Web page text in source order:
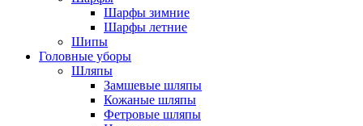
Шарфы зимние
Шарфы летние
Шипы
Головные уборы
Шляпы
Замшевые шляпы
Кожаные шляпы
Фетровые шляпы